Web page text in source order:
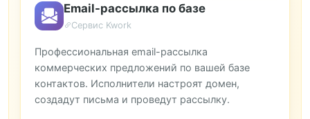
Email-рассылка по базе
Сервис Kwork
Профессиональная email-рассылка
коммерческих предложений по вашей базе
контактов. Исполнители настроят домен,
создадут письма и проведут рассылку.